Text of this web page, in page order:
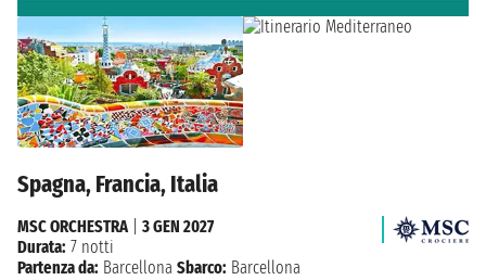
Spagna, Francia, Italia
MSC ORCHESTRA| 3 GEN 2027
Durata: 7 notti
Partenza da: Barcellona Sbarco: Barcellona